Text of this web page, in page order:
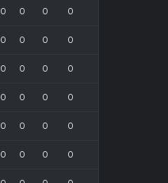
0 0 0 0
0 0 0 0
0 0 0 0
0 0 0 0
0 0 0 0
0 0 0 0